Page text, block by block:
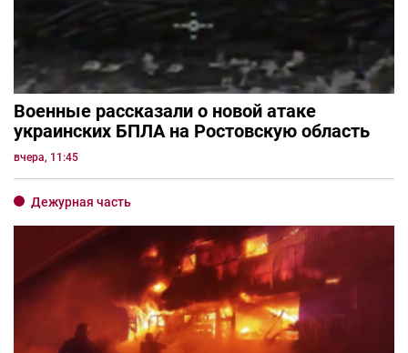
Военные рассказали о новой атаке
украинских БПЛА на Ростовскую область
вчера, 11:45
Дежурная часть